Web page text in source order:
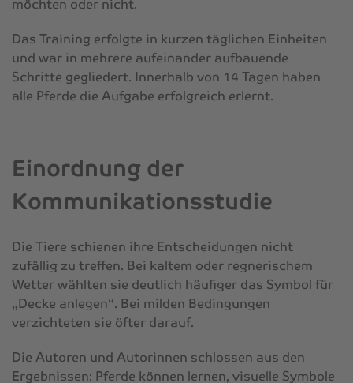
möchten oder nicht.
Das Training erfolgte in kurzen täglichen Einheiten
und war in mehrere aufeinander aufbauende
Schritte gegliedert. Innerhalb von 14 Tagen haben
alle Pferde die Aufgabe erfolgreich erlernt.
Einordnung der
Kommunikationsstudie
Die Tiere schienen ihre Entscheidungen nicht
zufällig zu treffen. Bei kaltem oder regnerischem
Wetter wählten sie deutlich häufiger das Symbol für
„Decke anlegen“. Bei milden Bedingungen
verzichteten sie öfter darauf.
Die Autoren und Autorinnen schlossen aus den
Ergebnissen: Pferde können lernen, visuelle Symbole